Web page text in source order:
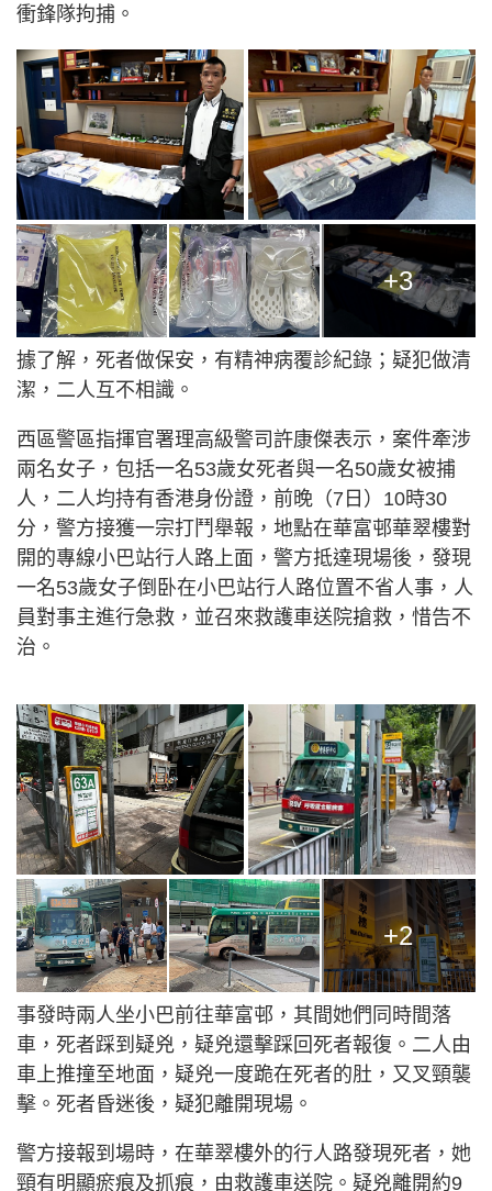
衝鋒隊拘捕。
+3
據了解，死者做保安，有精神病覆診紀錄；疑犯做清
潔，二人互不相識。
西區警區指揮官署理高級警司許康傑表示，案件牽涉
兩名女子，包括一名53歲女死者與一名50歲女被捕
人，二人均持有香港身份證，前晚（7日）10時30
分，警方接獲一宗打鬥舉報，地點在華富邨華翠樓對
開的專線小巴站行人路上面，警方抵達現場後，發現
一名53歲女子倒卧在小巴站行人路位置不省人事，人
員對事主進行急救，並召來救護車送院搶救，惜告不
治。
+2
事發時兩人坐小巴前往華富邨，其間她們同時間落
車，死者踩到疑兇，疑兇還擊踩回死者報復。二人由
車上推撞至地面，疑兇一度跪在死者的肚，又叉頸襲
擊。死者昏迷後，疑犯離開現場。
警方接報到場時，在華翠樓外的行人路發現死者，她
頸有明顯瘀痕及抓痕，由救護車送院。疑兇離開約9